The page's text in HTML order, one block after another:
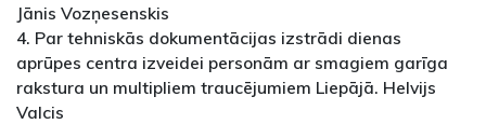
Jānis Vozņesenskis
4. Par tehniskās dokumentācijas izstrādi dienas
aprūpes centra izveidei personām ar smagiem garīga
rakstura un multipliem traucējumiem Liepājā. Helvijs
Valcis